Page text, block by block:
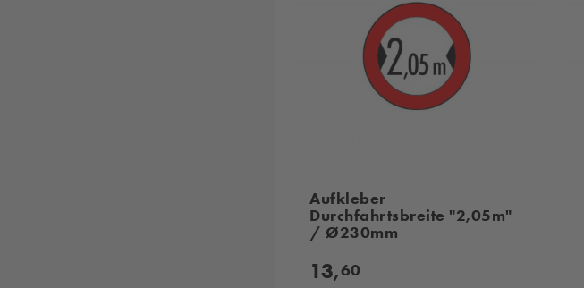
Aufkleber
Durchfahrtsbreite "2,05m"
/ Ø230mm
13,60